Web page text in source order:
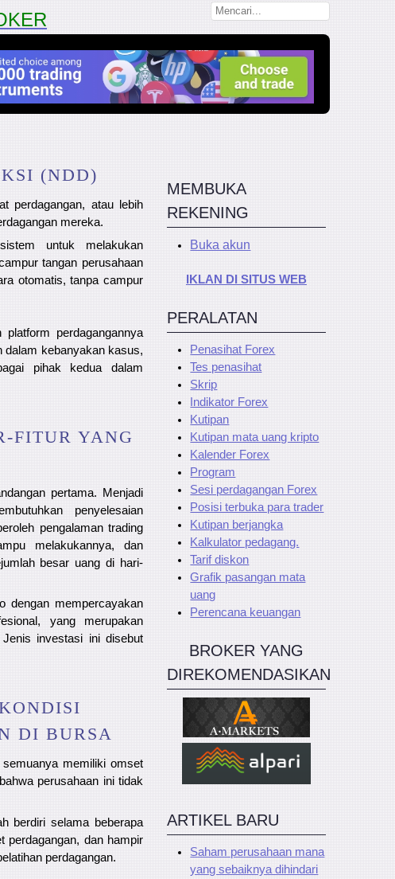
(NDD)
perdagangan, atau lebih
mereka.
untuk melakukan
tangan perusahaan
otomatis, tanpa campur
perdagangannya
dalam kebanyakan kasus,
pihak kedua dalam
FITUR YANG
pertama. Menjadi
penyelesaian
pengalaman trading
melakukannya, dan
besar uang di hari-
dengan mempercayakan
yang merupakan
investasi ini disebut
DI BURSA
memiliki omset
perusahaan ini tidak
berdiri selama beberapa
perdagangan, dan hampir
perdagangan.
MEMBUKA
REKENING
Buka akun
IKLAN DI SITUS WEB
PERALATAN
Penasihat Forex
Tes penasihat
Skrip
Indikator Forex
Kutipan
Kutipan mata uang kripto
Kalender Forex
Program
Sesi perdagangan Forex
Posisi terbuka para trader
Kutipan berjangka
Kalkulator pedagang.
Tarif diskon
Grafik pasangan mata
uang
Perencana keuangan
BROKER YANG
DIREKOMENDASIKAN
ARTIKEL BARU
Saham perusahaan mana
yang sebaiknya dihindari